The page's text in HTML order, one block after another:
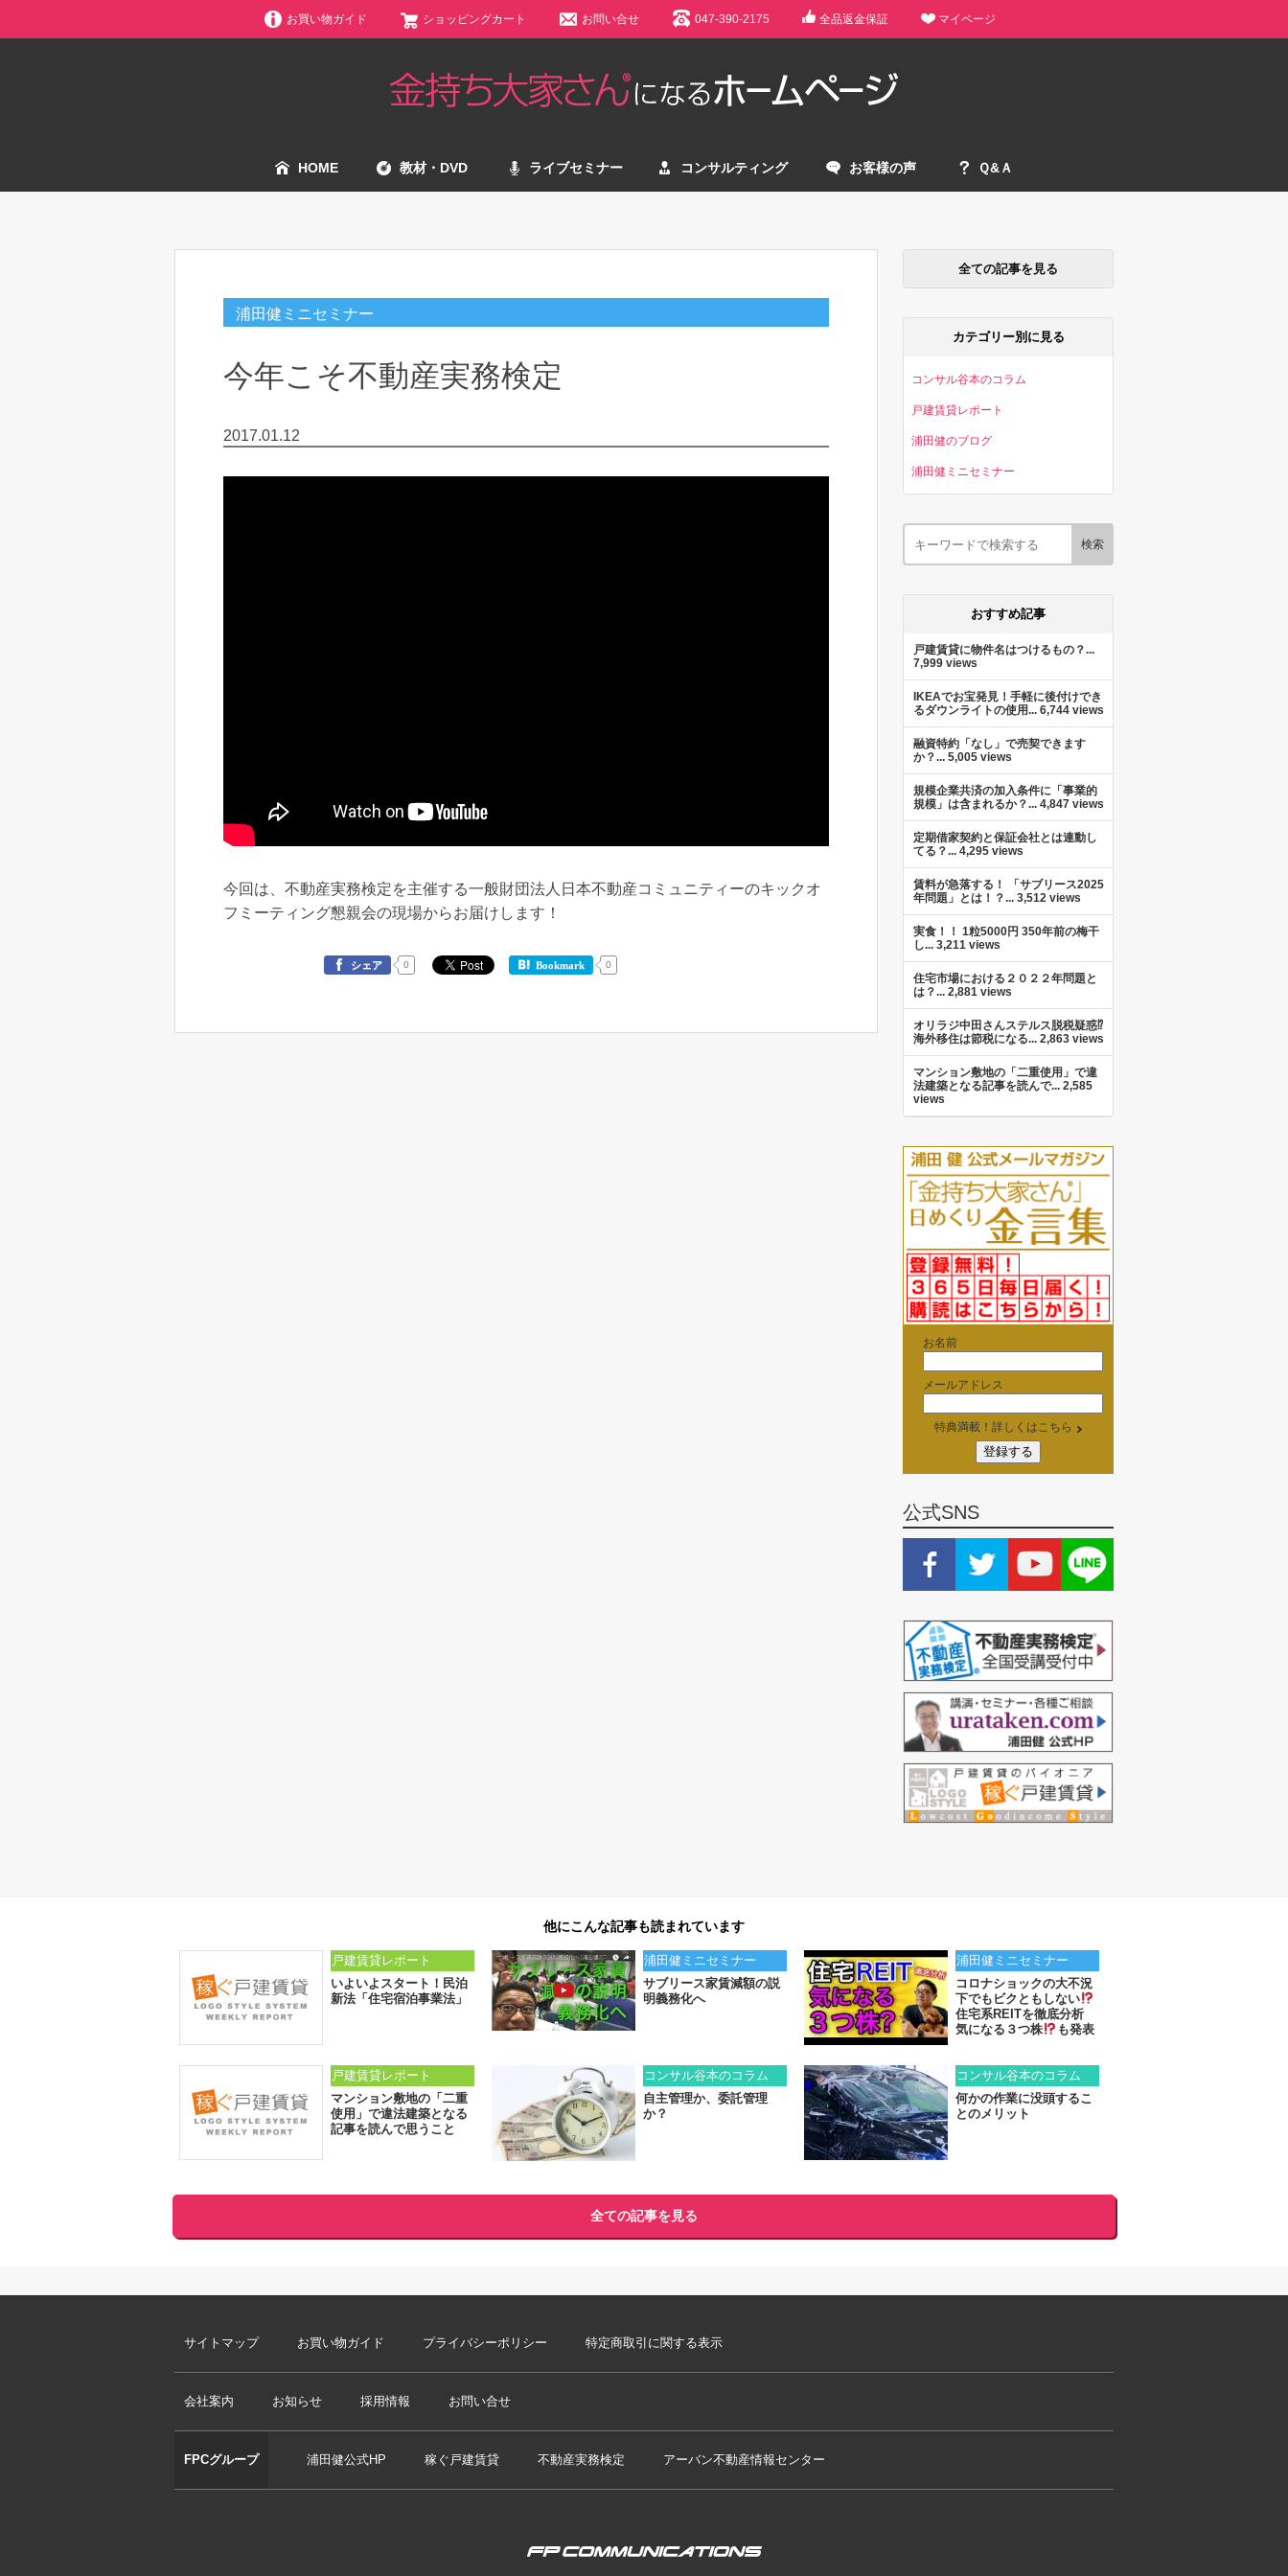
お買い物ガイド ショッピングカート お問い合せ 047-390-2175 全品返金保証 マイページ
HOME 教材・DVD ライブセミナー コンサルティング お客様の声 Ｑ&Ａ
浦田健ミニセミナー
今年こそ不動産実務検定
2017.01.12
今回は、不動産実務検定を主催する一般財団法人日本不動産コミュニティーのキックオ
フミーティング懇親会の現場からお届けします！
シェア 0 Bookmark 0
全ての記事を見る
カテゴリー別に見る
コンサル谷本のコラム
戸建賃貸レポート
浦田健のブログ
浦田健ミニセミナー
おすすめ記事
戸建賃貸に物件名はつけるもの？...
7,999 views
IKEAでお宝発見！手軽に後付けでき
るダウンライトの使用... 6,744 views
融資特約「なし」で売契できます
か？... 5,005 views
規模企業共済の加入条件に「事業的
規模」は含まれるか？... 4,847 views
定期借家契約と保証会社とは連動し
てる？... 4,295 views
賃料が急落する！ 「サブリース2025
年問題」とは！？... 3,512 views
実食！！ 1粒5000円 350年前の梅干
し... 3,211 views
住宅市場における２０２２年問題と
は？... 2,881 views
オリラジ中田さんステルス脱税疑惑⁉︎
海外移住は節税になる... 2,863 views
マンション敷地の「二重使用」で違
法建築となる記事を読んで... 2,585
views
お名前
メールアドレス
特典満載！詳しくはこちら
公式SNS
他にこんな記事も読まれています
戸建賃貸レポート
いよいよスタート！民泊
新法「住宅宿泊事業法」
浦田健ミニセミナー
サブリース家賃減額の説
明義務化へ
浦田健ミニセミナー
コロナショックの大不況
下でもビクともしない
住宅系REITを徹底分析
気になる３つ株
も発表
戸建賃貸レポート
マンション敷地の「二重
使用」で違法建築となる
記事を読んで思うこと
コンサル谷本のコラム
自主管理か、委託管理
か？
コンサル谷本のコラム
何かの作業に没頭するこ
とのメリット
全ての記事を見る
サイトマップ お買い物ガイド プライバシーポリシー 特定商取引に関する表示
会社案内 お知らせ 採用情報 お問い合せ
FPCグループ 浦田健公式HP 稼ぐ戸建賃貸 不動産実務検定 アーバン不動産情報センター